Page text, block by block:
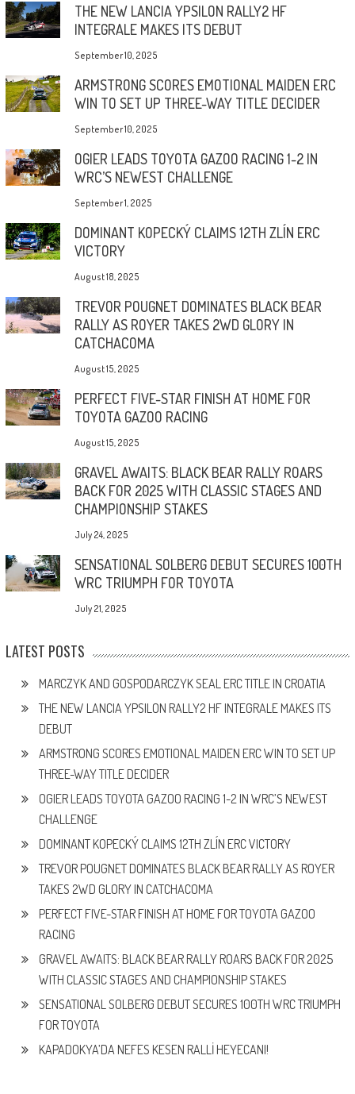
THE NEW LANCIA YPSILON RALLY2 HF
INTEGRALE MAKES ITS DEBUT
September 10, 2025
ARMSTRONG SCORES EMOTIONAL MAIDEN ERC
WIN TO SET UP THREE-WAY TITLE DECIDER
September 10, 2025
OGIER LEADS TOYOTA GAZOO RACING 1-2 IN
WRC’S NEWEST CHALLENGE
September 1, 2025
DOMINANT KOPECKÝ CLAIMS 12TH ZLÍN ERC
VICTORY
August 18, 2025
TREVOR POUGNET DOMINATES BLACK BEAR
RALLY AS ROYER TAKES 2WD GLORY IN
CATCHACOMA
August 15, 2025
PERFECT FIVE-STAR FINISH AT HOME FOR
TOYOTA GAZOO RACING
August 15, 2025
GRAVEL AWAITS: BLACK BEAR RALLY ROARS
BACK FOR 2025 WITH CLASSIC STAGES AND
CHAMPIONSHIP STAKES
July 24, 2025
SENSATIONAL SOLBERG DEBUT SECURES 100TH
WRC TRIUMPH FOR TOYOTA
July 21, 2025
LATEST POSTS
MARCZYK AND GOSPODARCZYK SEAL ERC TITLE IN CROATIA
THE NEW LANCIA YPSILON RALLY2 HF INTEGRALE MAKES ITS
DEBUT
ARMSTRONG SCORES EMOTIONAL MAIDEN ERC WIN TO SET UP
THREE-WAY TITLE DECIDER
OGIER LEADS TOYOTA GAZOO RACING 1-2 IN WRC’S NEWEST
CHALLENGE
DOMINANT KOPECKÝ CLAIMS 12TH ZLÍN ERC VICTORY
TREVOR POUGNET DOMINATES BLACK BEAR RALLY AS ROYER
TAKES 2WD GLORY IN CATCHACOMA
PERFECT FIVE-STAR FINISH AT HOME FOR TOYOTA GAZOO
RACING
GRAVEL AWAITS: BLACK BEAR RALLY ROARS BACK FOR 2025
WITH CLASSIC STAGES AND CHAMPIONSHIP STAKES
SENSATIONAL SOLBERG DEBUT SECURES 100TH WRC TRIUMPH
FOR TOYOTA
KAPADOKYA’DA NEFES KESEN RALLİ HEYECANI!